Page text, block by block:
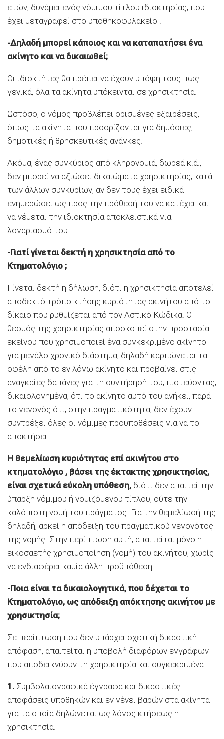
ετών, δυνάμει ενός νόμιμου τίτλου ιδιοκτησίας, που
έχει μεταγραφεί στο υποθηκοφυλακείο .
-Δηλαδή μπορεί κάποιος και να καταπατήσει ένα
ακίνητο και να δικαιωθεί;
Οι ιδιοκτήτες θα πρέπει να έχουν υπόψη τους πως
γενικά, όλα τα ακίνητα υπόκεινται σε χρησικτησία.
Ωστόσο, ο νόμος προβλέπει ορισμένες εξαιρέσεις,
όπως τα ακίνητα που προορίζονται για δημόσιες,
δημοτικές ή θρησκευτικές ανάγκες.
Ακόμα, ένας συγκύριος από κληρονομιά, δωρεά κ.ά.,
δεν μπορεί να αξιώσει δικαιώματα χρησικτησίας, κατά
των άλλων συγκυρίων, αν δεν τους έχει ειδικά
ενημερώσει ως προς την πρόθεσή του να κατέχει και
να νέμεται την ιδιοκτησία αποκλειστικά για
λογαριασμό του.
-Γιατί γίνεται δεκτή η χρησικτησία από το
Κτηματολόγιο ;
Γίνεται δεκτή η δήλωση, διότι η χρησικτησία αποτελεί
αποδεκτό τρόπο κτήσης κυριότητας ακινήτου από το
δίκαιο που ρυθμίζεται από τον Αστικό Κώδικα. Ο
θεσμός της χρησικτησίας αποσκοπεί στην προστασία
εκείνου που χρησιμοποιεί ένα συγκεκριμένο ακίνητο
για μεγάλο χρονικό διάστημα, δηλαδή καρπώνεται τα
οφέλη από το εν λόγω ακίνητο και προβαίνει στις
αναγκαίες δαπάνες για τη συντήρησή του, πιστεύοντας,
δικαιολογημένα, ότι το ακίνητο αυτό του ανήκει, παρά
το γεγονός ότι, στην πραγματικότητα, δεν έχουν
συντρέξει όλες οι νόμιμες προϋποθέσεις για να το
αποκτήσει.
Η θεμελίωση κυριότητας επί ακινήτου στο
κτηματολόγιο , βάσει της έκτακτης χρησικτησίας,
είναι σχετικά εύκολη υπόθεση, διότι δεν απαιτεί την
ύπαρξη νόμιμου ή νομιζόμενου τίτλου, ούτε την
καλόπιστη νομή του πράγματος. Για την θεμελίωσή της
δηλαδή, αρκεί η απόδειξη του πραγματικού γεγονότος
της νομής. Στην περίπτωση αυτή, απαιτείται μόνο η
εικοσαετής χρησιμοποίηση (νομή) του ακινήτου, χωρίς
να ενδιαφέρει καμία άλλη προϋπόθεση.
-Ποια είναι τα δικαιολογητικά, που δέχεται το
Κτηματολόγιο, ως απόδειξη απόκτησης ακινήτου με
χρησικτησία;
Σε περίπτωση που δεν υπάρχει σχετική δικαστική
απόφαση, απαιτείται η υποβολή διαφόρων εγγράφων
που αποδεικνύουν τη χρησικτησία και συγκεκριμένα:
1. Συμβολαιογραφικά έγγραφα και δικαστικές
αποφάσεις υποθηκών και εν γένει βαρών στα ακίνητα
για τα οποία δηλώνεται ως λόγος κτήσεως η
χρησικτησία.